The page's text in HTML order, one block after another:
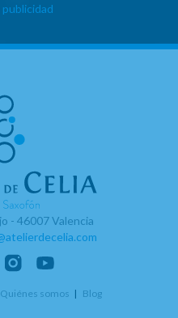
- 46007 Valencia
Quiénes somos Blog